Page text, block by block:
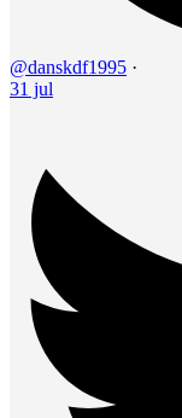
@danskdf1995 ·
31 jul